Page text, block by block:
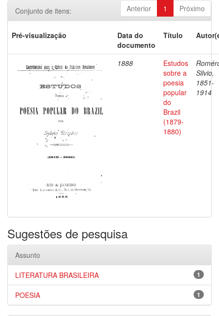
Anterior 1 Próximo
Conjunto de itens:
Pré-visualização
Data do
documento
Título
1888
Estudos
sobre a
poesia
popular
do
Brazil
(1879-
1880)
Silvio,
1851-
1914
Sugestões de pesquisa
Assunto
1
LITERATURA BRASILEIRA
1
POESIA